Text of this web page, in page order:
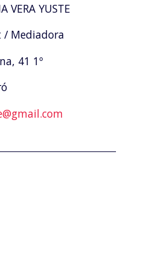
VERA YUSTE
/ Mediadora
41 1º